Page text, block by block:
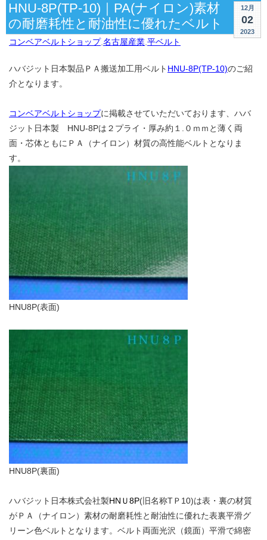
12月
02
2023
HNU-8P(TP-10)｜PA(ナイロン)素材
の耐磨耗性と耐油性に優れたベルト
コンベアベルトショップ,名古屋産業 平ベルト
ハバジット日本製品ＰＡ搬送加工用ベルト HNU-8P(TP-10)のご紹
介となります。
コンベアベルトショップに掲載させていただいております、ハバ
ジット日本製 HNU-8Pは２プライ・厚み約１.０ｍｍと薄く両
面・芯体ともにＰＡ（ナイロン）材質の高性能ベルトとなりま
す。
HNU8P(表面)
HNU8P(裏面)
ハバジット日本株式会社製HNＵ8P(旧名称TＰ10)は表・裏の材質
がＰＡ（ナイロン）素材の耐磨耗性と耐油性に優れた表裏平滑グ
リーン色ベルトとなります。ベルト両面光沢（鏡面）平滑で綿密